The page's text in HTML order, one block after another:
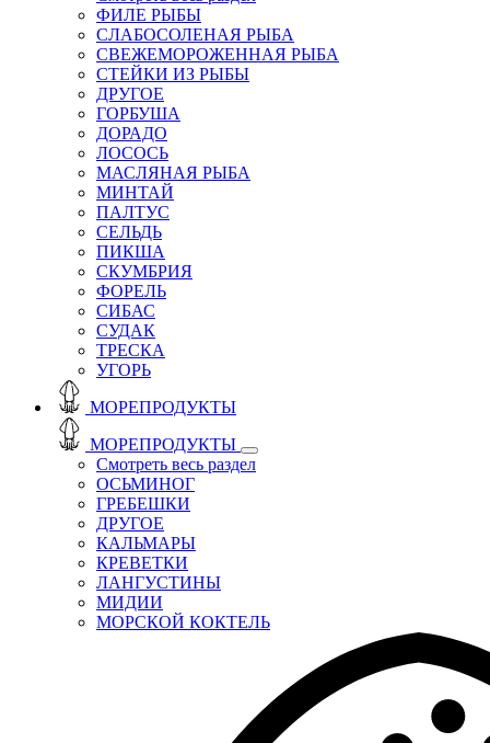
ФИЛЕ РЫБЫ
СЛАБОСОЛЕНАЯ РЫБА
СВЕЖЕМОРОЖЕННАЯ РЫБА
СТЕЙКИ ИЗ РЫБЫ
ДРУГОЕ
ГОРБУША
ДОРАДО
ЛОСОСЬ
МАСЛЯНАЯ РЫБА
МИНТАЙ
ПАЛТУС
СЕЛЬДЬ
ПИКША
СКУМБРИЯ
ФОРЕЛЬ
СИБАС
СУДАК
ТРЕСКА
УГОРЬ
МОРЕПРОДУКТЫ
МОРЕПРОДУКТЫ
Смотреть весь раздел
ОСЬМИНОГ
ГРЕБЕШКИ
ДРУГОЕ
КАЛЬМАРЫ
КРЕВЕТКИ
ЛАНГУСТИНЫ
МИДИИ
МОРСКОЙ КОКТЕЛЬ